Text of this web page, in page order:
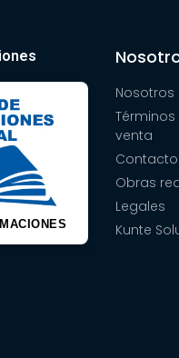
Nosotros
venta
Obras
Legales
Kunte